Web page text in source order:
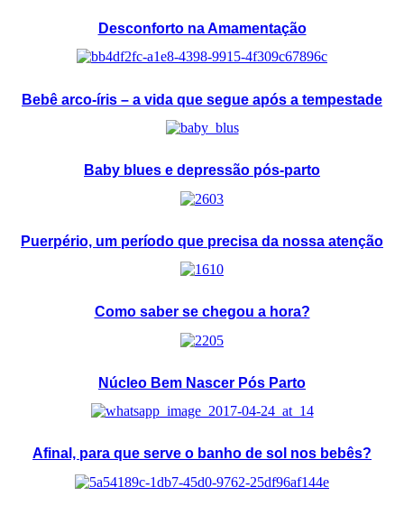
Desconforto na Amamentação
Bebê arco-íris – a vida que segue após a tempestade
Baby blues e depressão pós-parto
Puerpério, um período que precisa da nossa atenção
Como saber se chegou a hora?
Núcleo Bem Nascer Pós Parto
Afinal, para que serve o banho de sol nos bebês?